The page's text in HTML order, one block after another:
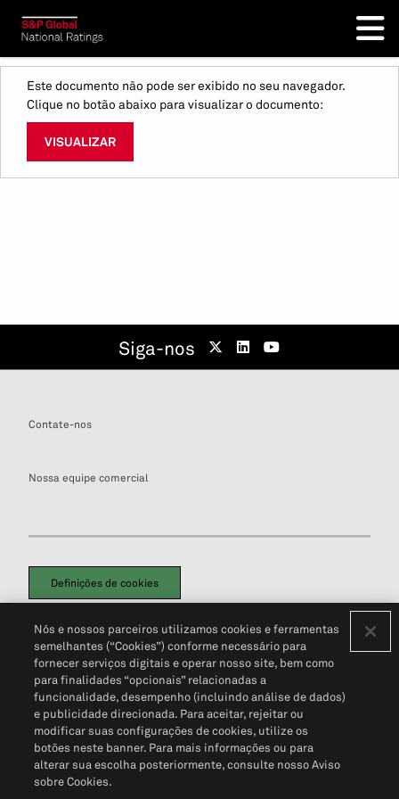
Este documento não pode ser exibido no seu navegador.
Clique no botão abaixo para visualizar o documento:
VISUALIZAR
Siga-nos
Contate-nos
Nossa equipe comercial
Definições de cookies
Política de PrivacidadePortal de privacidade do cliente (em inglês)
Não Venda Minhas Informações Pessoais© 2026 S&P Global
Nós e nossos parceiros utilizamos cookies e ferramentas
semelhantes (“Cookies”) conforme necessário para
fornecer serviços digitais e operar nosso site, bem como
para finalidades “opcionais” relacionadas a
funcionalidade, desempenho (incluindo análise de dados)
e publicidade direcionada. Para aceitar, rejeitar ou
modificar suas configurações de cookies, utilize os
botões neste banner. Para mais informações ou para
alterar sua escolha posteriormente, consulte nosso Aviso
sobre Cookies.